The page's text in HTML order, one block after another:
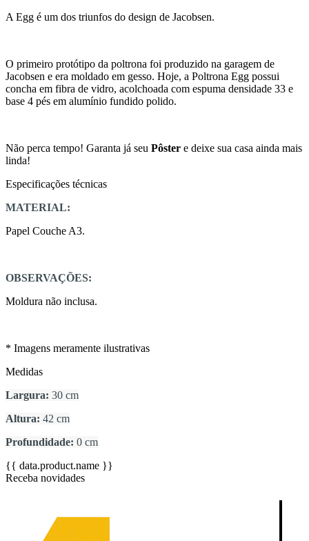
A Egg é um dos triunfos do design de Jacobsen.
O primeiro protótipo da poltrona foi produzido na garagem de
Jacobsen e era moldado em gesso. Hoje, a Poltrona Egg possui
concha em fibra de vidro, acolchoada com espuma densidade 33 e
base 4 pés em alumínio fundido polido.
Não perca tempo! Garanta já seu Pôster e deixe sua casa ainda mais
linda!
Especificações técnicas
MATERIAL:
Papel Couche A3.
OBSERVAÇÕES:
Moldura não inclusa.
* Imagens meramente ilustrativas
Medidas
Largura: 30 cm
Altura: 42 cm
Profundidade: 0 cm
{{ data.product.name }}
Receba novidades